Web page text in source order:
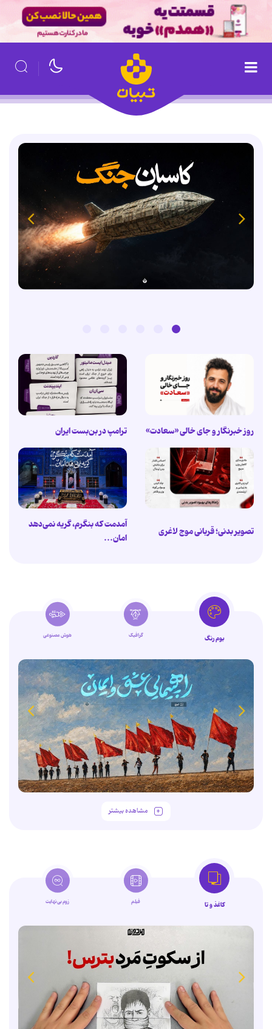
روز خبرنگار و جای خالی «سعادت» ترامپ در بن‌بست ایران
تصویر بدنی؛ قربانی موج لاغری
آمدمت که بنگرم، گریه نمی‌دهد
امان...
بوم رنگ گرافیک هوش مصنوعی
مشاهده بیشتر
کاغذ و تا فیلم زوم‌بی‌نهایت